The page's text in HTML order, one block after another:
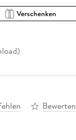
Verschenken
Bewerten